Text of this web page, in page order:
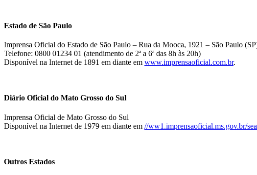
Estado de São Paulo
Imprensa Oficial do Estado de São Paulo – Rua da Mooca, 1921 – São Paulo
Telefone: 0800 01234 01 (atendimento de 2ª a 6ª das 8h às 20h)
Disponível na Internet de 1891 em diante em www.imprensaoficial.com.br.
Diário Oficial do Mato Grosso do Sul
Imprensa Oficial de Mato Grosso do Sul
Disponível na Internet de 1979 em diante em //ww1.imprensaoficial.ms.gov.br/
Outros Estados